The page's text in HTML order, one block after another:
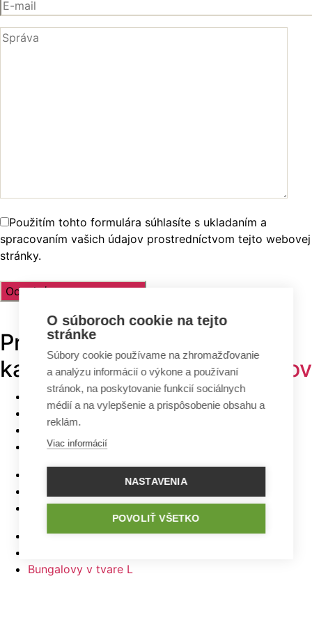
Použitím tohto formulára súhlasíte s ukladaním a
spracovaním vašich údajov prostredníctvom tejto webovej
stránky.
Prehľadávajte v
kategóriách -projekty domov
Bungalovy
Poschodové domy
Malé domy
Domy na úzky pozemok
Bungalovy s rovnou strechou
Bungalovy s garážou
Bungalovy v tvare L
O súboroch cookie na tejto
stránke
Súbory cookie používame na zhromažďovanie
a analýzu informácií o výkone a používaní
stránok, na poskytovanie funkcií sociálnych
médií a na vylepšenie a prispôsobenie obsahu a
reklám.
Viac informácií
NASTAVENIA
POVOLIŤ VŠETKO